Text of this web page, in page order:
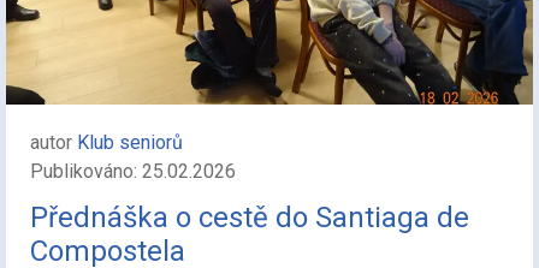
autor Klub seniorů
Publikováno: 25.02.2026
Přednáška o cestě do Santiaga de
Compostela